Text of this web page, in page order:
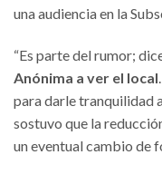
una audiencia en la
“Es parte del rumor;
Anónima a ver el local
para darle tranquilidad
sostuvo que la
un eventual cambio de